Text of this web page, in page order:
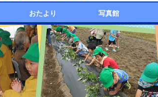
おたより 写真館